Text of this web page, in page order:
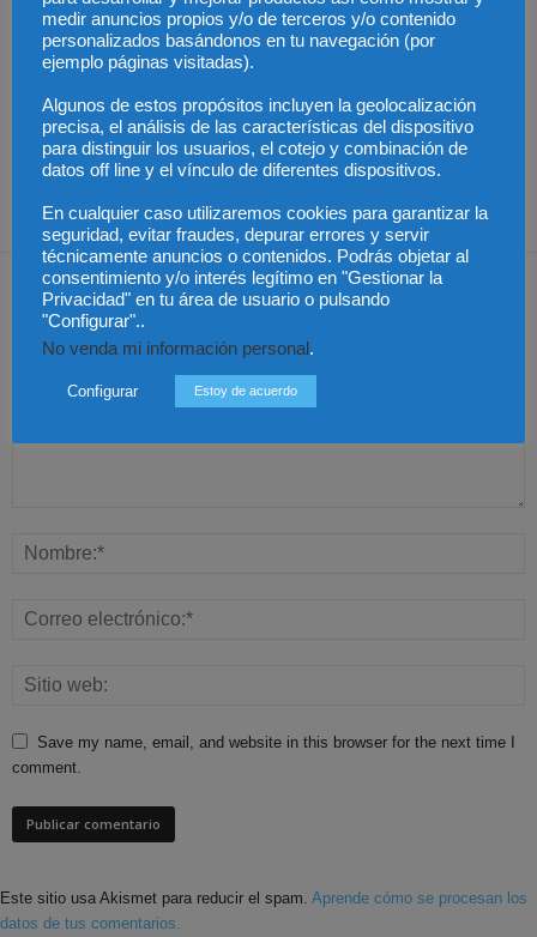
Cómo proteger tu
propiedad intelectual en
el extranjero: claves
lingüísticas y jurídicas
El Pleno del CGPJ
aprueba el informe al
anteproyecto de Ley de
Familias por
unanimidad
Últimas modificaciones
en la Ley de Sociedades
de Capital
Dejar una respuesta
Save my name, email, and website in this browser for the next time I
comment.
Este sitio usa Akismet para reducir el spam. Aprende cómo se procesan los
datos de tus comentarios.
medir anuncios propios y/o de terceros y/o contenido
personalizados basándonos en tu navegación (por
ejemplo páginas visitadas).
Algunos de estos propósitos incluyen la geolocalización
precisa, el análisis de las características del dispositivo
para distinguir los usuarios, el cotejo y combinación de
datos off line y el vínculo de diferentes dispositivos.
En cualquier caso utilizaremos cookies para garantizar la
seguridad, evitar fraudes, depurar errores y servir
técnicamente anuncios o contenidos. Podrás objetar al
consentimiento y/o interés legítimo en "Gestionar la
Privacidad" en tu área de usuario o pulsando
"Configurar"..
No venda mi información personal .
Configurar Estoy de acuerdo